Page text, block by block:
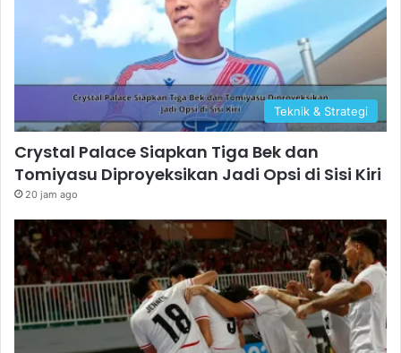
Teknik & Strategi
Crystal Palace Siapkan Tiga Bek dan
Tomiyasu Diproyeksikan Jadi Opsi di Sisi Kiri
20 jam ago